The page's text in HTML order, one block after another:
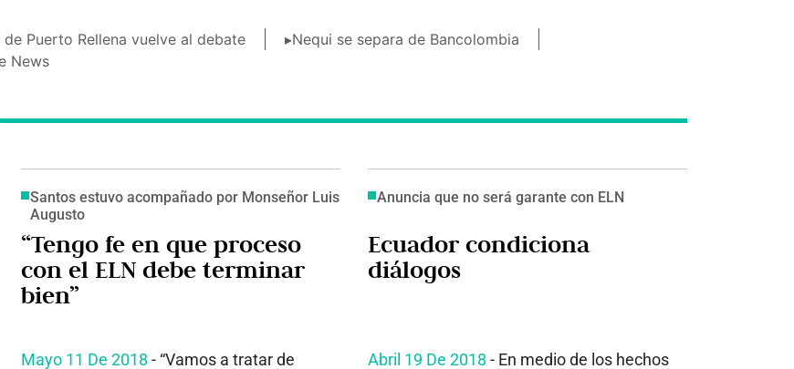
de Puerto Rellena vuelve al debate
▸Nequi se separa de Bancolombia
News
Santos estuvo acompañado por Monseñor Luis
Augusto
“Tengo fe en que proceso
con el ELN debe terminar
bien”
Mayo 11 De 2018 - ​“Vamos a tratar de
Anuncia que no será garante con ELN
Ecuador condiciona
diálogos
Abril 19 De 2018 - En medio de los hechos